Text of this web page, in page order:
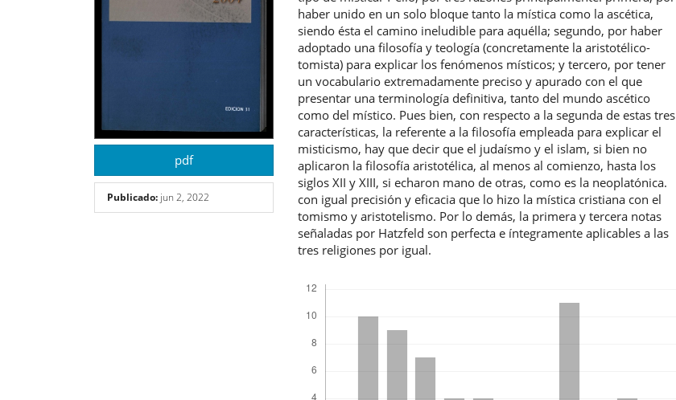
pdf
Publicado: jun 2, 2022
haber unido en un solo bloque tanto la mística como la ascética,
siendo ésta el camino ineludible para aquélla; segundo, por haber
adoptado una filosofía y teología (concretamente la aristotélico-
tomista) para explicar los fenómenos místicos; y tercero, por tener
un vocabulario extremadamente preciso y apurado con el que
presentar una terminología definitiva, tanto del mundo ascético
como del místico. Pues bien, con respecto a la segunda de estas tres
características, la referente a la filosofía empleada para explicar el
misticismo, hay que decir que el judaísmo y el islam, si bien no
aplicaron la filosofía aristotélica, al menos al comienzo, hasta los
siglos XII y XIII, si echaron mano de otras, como es la neoplatónica.
con igual precisión y eficacia que lo hizo la mística cristiana con el
tomismo y aristotelismo. Por lo demás, la primera y tercera notas
señaladas por Hatzfeld son perfecta e íntegramente aplicables a las
tres religiones por igual.